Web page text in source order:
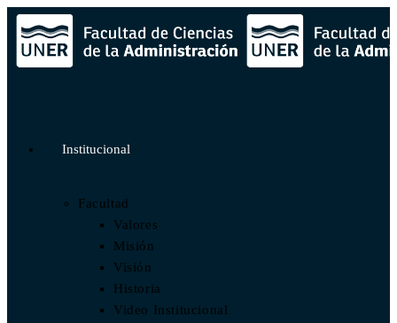
Institucional
Facultad
Valores
Misión
Visión
Historia
Video Institucional